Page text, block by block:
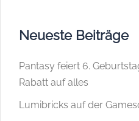
Neueste Beiträge
Pantasy feiert 6.
Rabatt auf alles
Lumibricks auf der